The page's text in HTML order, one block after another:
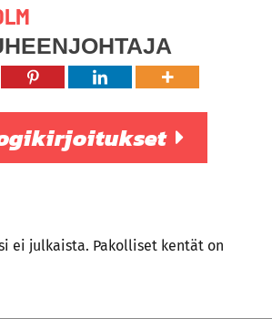
ei julkaista. Pakolliset kentät on